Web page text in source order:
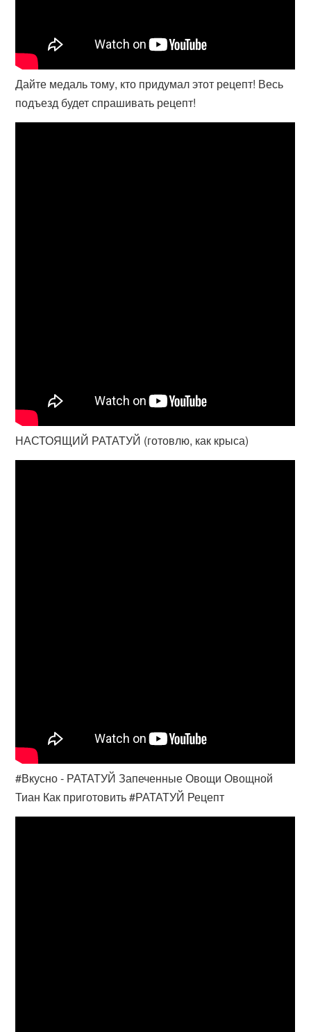
Дайте медаль тому, кто придумал этот рецепт! Весь
подъезд будет спрашивать рецепт!
НАСТОЯЩИЙ РАТАТУЙ (готовлю, как крыса)
#Вкусно - РАТАТУЙ Запеченные Овощи Овощной
Тиан Как приготовить #РАТАТУЙ Рецепт